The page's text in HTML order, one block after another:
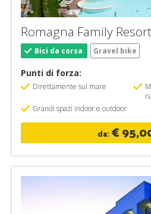
Romagna Family Resort
Bici da corsa Gravel bike
Punti di forza:
Direttamente sul mare
Grandi spazi indoor e outdoor
da: €